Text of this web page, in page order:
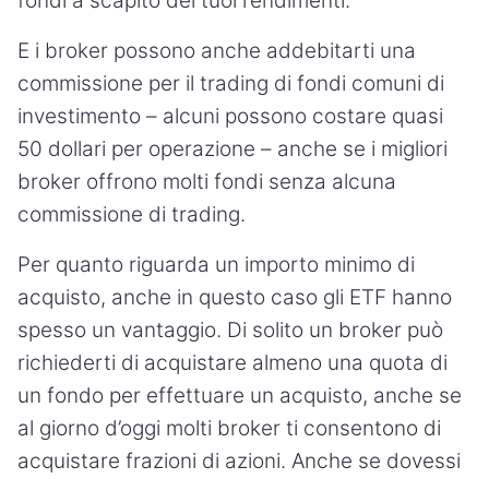
E i broker possono anche addebitarti una
commissione per il trading di fondi comuni di
investimento – alcuni possono costare quasi
50 dollari per operazione – anche se i migliori
broker offrono molti fondi senza alcuna
commissione di trading.
Per quanto riguarda un importo minimo di
acquisto, anche in questo caso gli ETF hanno
spesso un vantaggio. Di solito un broker può
richiederti di acquistare almeno una quota di
un fondo per effettuare un acquisto, anche se
al giorno d’oggi molti broker ti consentono di
acquistare frazioni di azioni. Anche se dovessi